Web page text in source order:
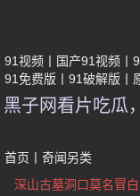
91视频 国产91视频
91免费版
91破解版
黑子网看片吃瓜
首页 奇闻另类
深山古墓洞口莫名冒